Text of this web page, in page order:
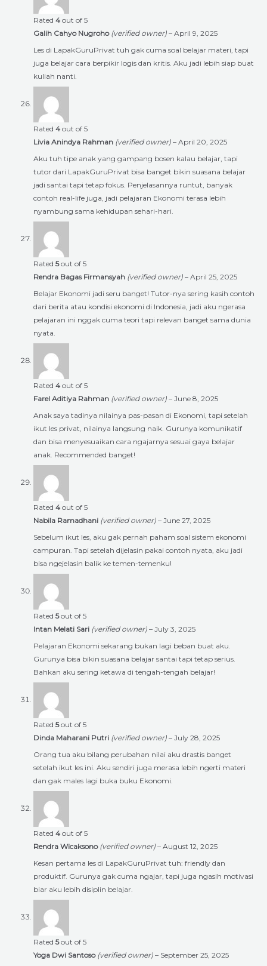
Rated 4 out of 5
Galih Cahyo Nugroho (verified owner) – April 9, 2025
Les di LapakGuruPrivat tuh gak cuma soal belajar materi, tapi
juga belajar cara berpikir logis dan kritis. Aku jadi lebih siap buat
kuliah nanti.
Rated 4 out of 5
Livia Anindya Rahman (verified owner) – April 20, 2025
Aku tuh tipe anak yang gampang bosen kalau belajar, tapi
tutor dari LapakGuruPrivat bisa banget bikin suasana belajar
jadi santai tapi tetap fokus. Penjelasannya runtut, banyak
contoh real-life juga, jadi pelajaran Ekonomi terasa lebih
nyambung sama kehidupan sehari-hari.
Rated 5out of 5
Rendra Bagas Firmansyah (verified owner) – April 25, 2025
Belajar Ekonomi jadi seru banget! Tutor-nya sering kasih contoh
dari berita atau kondisi ekonomi di Indonesia, jadi aku ngerasa
pelajaran ini nggak cuma teori tapi relevan banget sama dunia
nyata.
Rated 4 out of 5
Farel Aditiya Rahman (verified owner) – June 8, 2025
Anak saya tadinya nilainya pas-pasan di Ekonomi, tapi setelah
ikut les privat, nilainya langsung naik. Gurunya komunikatif
dan bisa menyesuaikan cara ngajarnya sesuai gaya belajar
anak. Recommended banget!
Rated 4 out of 5
Nabila Ramadhani (verified owner) – June 27, 2025
Sebelum ikut les, aku gak pernah paham soal sistem ekonomi
campuran. Tapi setelah dijelasin pakai contoh nyata, aku jadi
bisa ngejelasin balik ke temen-temenku!
Rated 5out of 5
Intan Melati Sari (verified owner) – July 3, 2025
Pelajaran Ekonomi sekarang bukan lagi beban buat aku.
Gurunya bisa bikin suasana belajar santai tapi tetap serius.
Bahkan aku sering ketawa di tengah-tengah belajar!
Rated 5out of 5
Dinda Maharani Putri (verified owner) – July 28, 2025
Orang tua aku bilang perubahan nilai aku drastis banget
setelah ikut les ini. Aku sendiri juga merasa lebih ngerti materi
dan gak males lagi buka buku Ekonomi.
Rated 4 out of 5
Rendra Wicaksono (verified owner) – August 12, 2025
Kesan pertama les di LapakGuruPrivat tuh: friendly dan
produktif. Gurunya gak cuma ngajar, tapi juga ngasih motivasi
biar aku lebih disiplin belajar.
Rated 5out of 5
Yoga Dwi Santoso (verified owner) – September 25, 2025